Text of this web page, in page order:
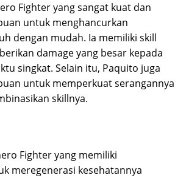
Fighter yang sangat kuat dan
untuk menghancurkan
dengan mudah. Ia memiliki skill
damage yang besar kepada
singkat. Selain itu, Paquito juga
untuk memperkuat serangannya
skillnya.
Fighter yang memiliki
meregenerasi kesehatannya